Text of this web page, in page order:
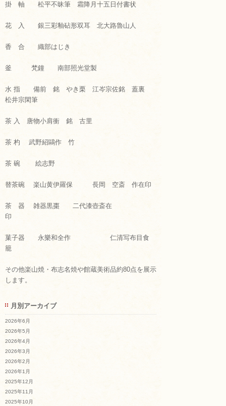
掛 軸 松平不昧筆 霜降月十五日付書状
花 入 銀三彩釉砧形双耳 北大路魯山人
香 合 織部はじき
釜 梵鐘 南部照光堂製
水 指 備前 銘 やき栗 江岑宗佐銘 蓋裏
松井宗閑筆
茶 入 唐物小肩衝 銘 古里
茶 杓 武野紹鷗作 竹
茶 碗 絵志野
替茶碗 楽山黄伊羅保 長岡 空斎 作在印
茶 器 雑器黒棗 二代漆壺斎在
印
菓子器 永樂和全作 仁清写布目食
籠
その他楽山焼・布志名焼や館蔵美術品約80点を展示
します。
月別アーカイブ
2026年6月
2026年5月
2026年4月
2026年3月
2026年2月
2026年1月
2025年12月
2025年11月
2025年10月